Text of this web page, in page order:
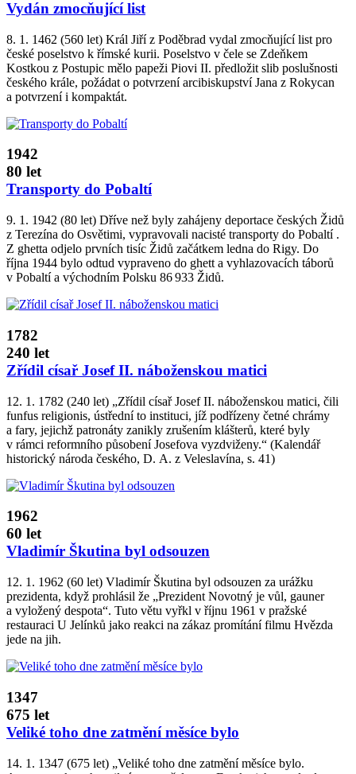
Vydán zmocňující list
8. 1. 1462 (560 let) Král Jiří z Poděbrad vydal zmocňující list pro
české poselstvo k římské kurii. Poselstvo v čele se Zdeňkem
Kostkou z Postupic mělo papeži Piovi II. předložit slib poslušnosti
českého krále, požádat o potvrzení arcibiskupství Jana z Rokycan
a potvrzení i kompaktát.
1942
80 let
Transporty do Pobaltí
9. 1. 1942 (80 let) Dříve než byly zahájeny deportace českých Židů
z Terezína do Osvětimi, vypravovali nacisté transporty do Pobaltí .
Z ghetta odjelo prvních tisíc Židů začátkem ledna do Rigy. Do
října 1944 bylo odtud vypraveno do ghett a vyhlazovacích táborů
v Pobaltí a východním Polsku 86 933 Židů.
1782
240 let
Zřídil císař Josef II. náboženskou matici
12. 1. 1782 (240 let) „Zřídil císař Josef II. náboženskou matici, čili
funfus religionis, ústřední to instituci, jíž podřízeny četné chrámy
a fary, jejichž patronáty zanikly zrušením klášterů, které byly
v rámci reformního působení Josefova vyzdviženy.“ (Kalendář
historický národa českého, D. A. z Veleslavína, s. 41)
1962
60 let
Vladimír Škutina byl odsouzen
12. 1. 1962 (60 let) Vladimír Škutina byl odsouzen za urážku
prezidenta, když prohlásil že „Prezident Novotný je vůl, gauner
a vyložený despota“. Tuto větu vyřkl v říjnu 1961 v pražské
restauraci U Jelínků jako reakci na zákaz promítání filmu Hvězda
jede na jih.
1347
675 let
Veliké toho dne zatmění měsíce bylo
14. 1. 1347 (675 let) „Veliké toho dne zatmění měsíce bylo.